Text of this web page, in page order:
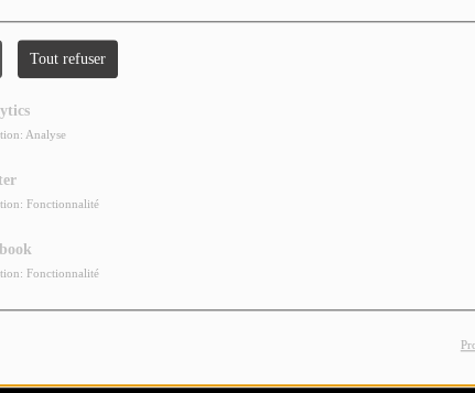
Tout refuser
Analyse
Fonctionnalité
Fonctionnalité
peintre!